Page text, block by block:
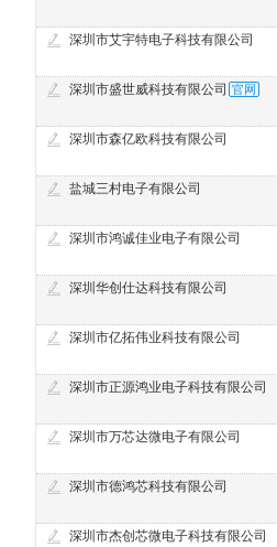
深圳市艾宇特电子科技有限公司
深圳市盛世威科技有限公司
深圳市森亿欧科技有限公司
盐城三村电子有限公司
深圳市鸿诚佳业电子有限公司
深圳华创仕达科技有限公司
深圳市亿拓伟业科技有限公司
深圳市正源鸿业电子科技有限公司
深圳市万芯达微电子有限公司
深圳市德鸿芯科技有限公司
深圳市杰创芯微电子科技有限公司